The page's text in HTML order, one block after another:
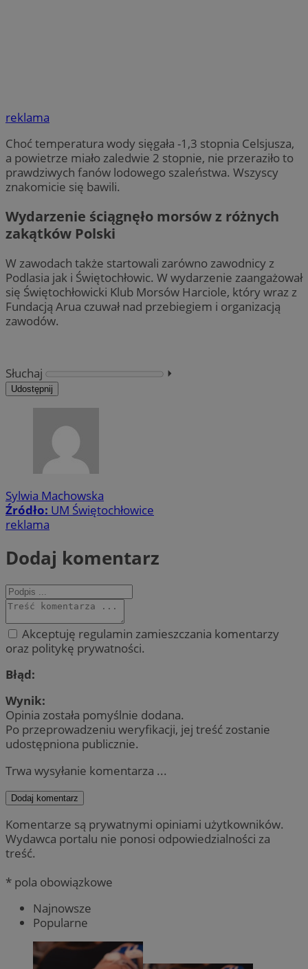
reklama
Choć temperatura wody sięgała -1,3 stopnia Celsjusza,
a powietrze miało zaledwie 2 stopnie, nie przeraziło to
prawdziwych fanów lodowego szaleństwa. Wszyscy
znakomicie się bawili.
Wydarzenie ściągnęło morsów z różnych
zakątków Polski
W zawodach także startowali zarówno zawodnicy z
Podlasia jak i Świętochłowic. W wydarzenie zaangażował
się Świętochłowicki Klub Morsów Harciole, który wraz z
Fundacją Arua czuwał nad przebiegiem i organizacją
zawodów.
Słuchaj ⏵︎
Udostępnij
Sylwia Machowska
Źródło: UM Świętochłowice
reklama
Dodaj komentarz
Akceptuję regulamin zamieszczania komentarzy
oraz politykę prywatności.
Błąd:
Wynik:
Opinia została pomyślnie dodana.
Po przeprowadzeniu weryfikacji, jej treść zostanie
udostępniona publicznie.
Trwa wysyłanie komentarza ...
Dodaj komentarz
Komentarze są prywatnymi opiniami użytkowników.
Wydawca portalu nie ponosi odpowiedzialności za
treść.
* pola obowiązkowe
Najnowsze
Popularne